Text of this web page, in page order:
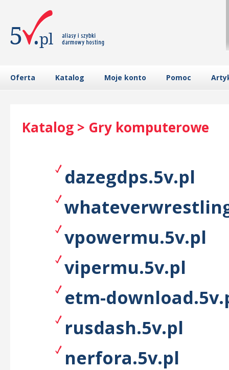
Oferta Katalog Moje konto Pomoc
Katalog > Gry komputerowe
dazegdps.5v.pl
vpowermu.5v.pl
vipermu.5v.pl
etm-
rusdash.5v.pl
nerfora.5v.pl